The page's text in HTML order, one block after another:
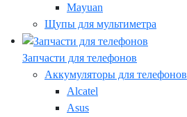
Mayuan
Щупы для мультиметра
Запчасти для телефонов
Аккумуляторы для телефонов
Alcatel
Asus